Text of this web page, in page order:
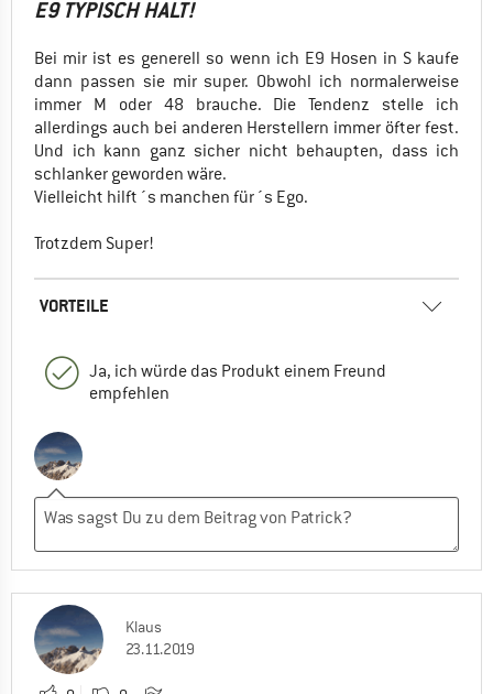
E9 TYPISCH HALT!
Bei mir ist es generell so wenn ich E9 Hosen in S kaufe
dann passen sie mir super. Obwohl ich normalerweise
immer M oder 48 brauche. Die Tendenz stelle ich
allerdings auch bei anderen Herstellern immer öfter fest.
Und ich kann ganz sicher nicht behaupten, dass ich
schlanker geworden wäre.
Vielleicht hilft´s manchen für´s Ego.
Trotzdem Super!
VORTEILE
Ja, ich würde das Produkt einem Freund
empfehlen
Klaus
23.11.2019